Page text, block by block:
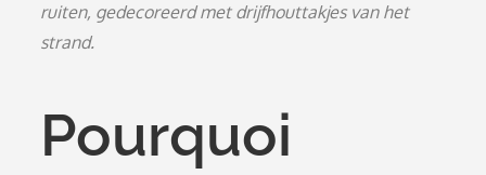
ruiten, gedecoreerd met drijfhouttakjes van het
strand.
Pourquoi